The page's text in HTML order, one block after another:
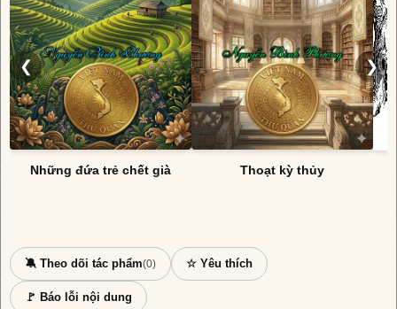
❮
Những đứa trẻ chết già Thoạt kỳ thủy
❯
🔕 Theo dõi tác phẩm(0) ☆ Yêu thích
🚩 Báo lỗi nội dung